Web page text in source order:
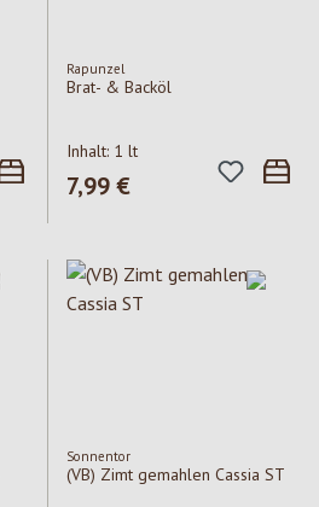
Rapunzel
Brat- & Backöl
Inhalt: 1 lt
Regulärer Preis:
7,99 €
Sonnentor
(VB) Zimt gemahlen Cassia ST